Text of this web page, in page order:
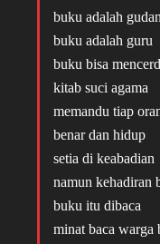
buku adalah
buku adalah guru
buku bisa
kitab suci agama
memandu tiap
benar dan hidup
setia di keabadian
namun kehadiran
buku itu dibaca
minat baca warga